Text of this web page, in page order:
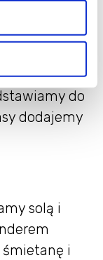
i
zeszkli,
oraz
10 minut,
do
dodajemy
solą i
i